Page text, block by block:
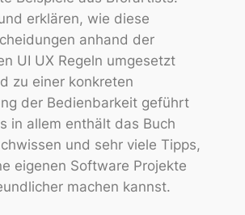
erklären, wie diese
anhand der
UI UX Regeln umgesetzt
zu einer konkreten
der Bedienbarkeit geführt
in allem enthält das Buch
und sehr viele Tipps,
eigenen Software Projekte
machen kannst.